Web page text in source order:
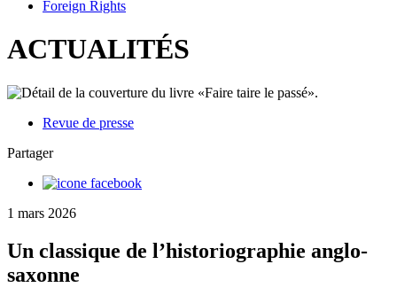
Foreign Rights
ACTUALITÉS
Revue de presse
Partager
1 mars 2026
Un classique de l’historiographie anglo-
saxonne